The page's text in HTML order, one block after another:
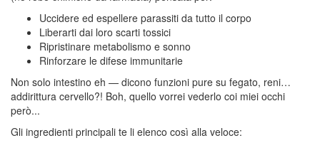
Uccidere ed espellere parassiti da tutto il corpo
Liberarti dai loro scarti tossici
Ripristinare metabolismo e sonno
Rinforzare le difese immunitarie
Non solo intestino eh — dicono funzioni pure su fegato, reni…
addirittura cervello?! Boh, quello vorrei vederlo coi miei occhi
però...
Gli ingredienti principali te li elenco così alla veloce: